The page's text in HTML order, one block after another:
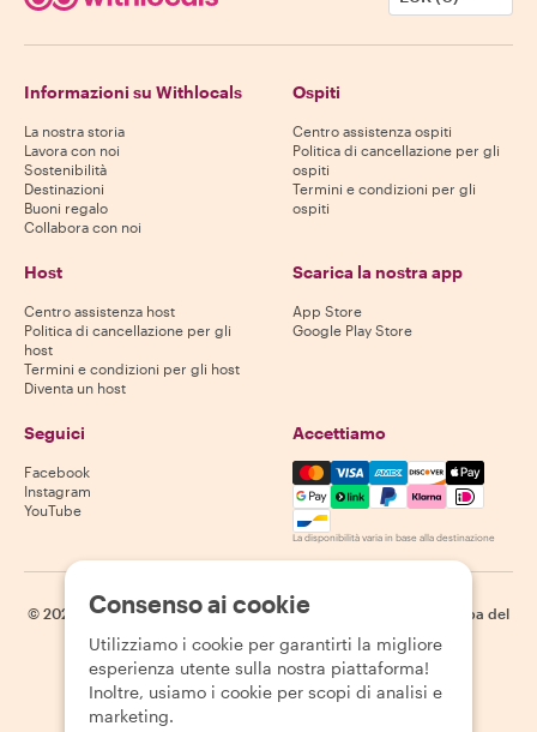
Informazioni su Withlocals
La nostra storia
Lavora con noi
Sostenibilità
Destinazioni
Buoni regalo
Collabora con noi
Ospiti
Centro assistenza ospiti
Politica di cancellazione per gli
ospiti
Termini e condizioni per gli
ospiti
Host
Centro assistenza host
Politica di cancellazione per gli
host
Termini e condizioni per gli host
Diventa un host
Scarica la nostra app
App Store
Google Play Store
Seguici
Facebook
Instagram
YouTube
Accettiamo
Mastercard, Visa, Amex,
La disponibilità varia in base alla destinazione
© 2026 Withlocals.com | Informativa sulla privacy
Mappa del
Consenso ai cookie
Utilizziamo i cookie per garantirti la migliore
esperienza utente sulla nostra piattaforma!
Inoltre, usiamo i cookie per scopi di analisi e
marketing.